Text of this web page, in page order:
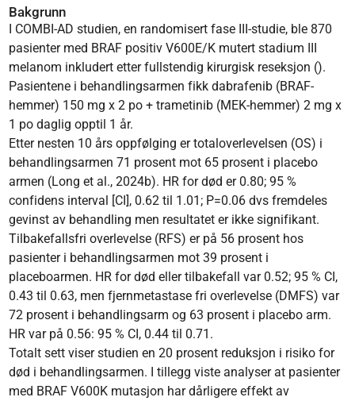
Bakgrunn
I COMBI-AD studien, en randomisert fase III-studie, ble 870
pasienter med BRAF positiv V600E/K mutert stadium III
melanom inkludert etter fullstendig kirurgisk reseksjon ().
Pasientene i behandlingsarmen fikk dabrafenib (BRAF-
hemmer) 150 mg x 2 po + trametinib (MEK-hemmer) 2 mg x
1 po daglig opptil 1 år.
Etter nesten 10 års oppfølging er totaloverlevelsen (OS) i
behandlingsarmen 71 prosent mot 65 prosent i placebo
armen (Long et al., 2024b). HR for død er 0.80; 95 %
confidens interval [CI], 0.62 til 1.01; P=0.06 dvs fremdeles
gevinst av behandling men resultatet er ikke signifikant.
Tilbakefallsfri overlevelse (RFS) er på 56 prosent hos
pasienter i behandlingsarmen mot 39 prosent i
placeboarmen. HR for død eller tilbakefall var 0.52; 95 % CI,
0.43 til 0.63, men fjernmetastase fri overlevelse (DMFS) var
72 prosent i behandlingsarm og 63 prosent i placebo arm.
HR var på 0.56: 95 % CI, 0.44 til 0.71.
Totalt sett viser studien en 20 prosent reduksjon i risiko for
død i behandlingsarmen. I tillegg viste analyser at pasienter
med BRAF V600K mutasjon har dårligere effekt av